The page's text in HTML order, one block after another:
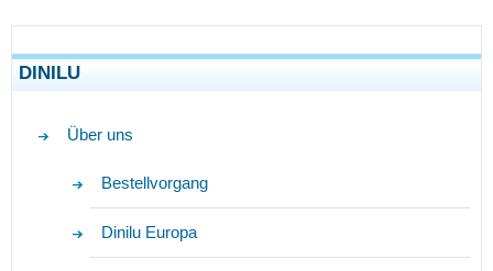
DINILU
Über uns
Bestellvorgang
Dinilu Europa